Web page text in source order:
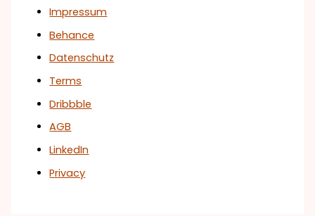
Impressum
Behance
Datenschutz
Terms
Dribbble
AGB
LinkedIn
Privacy